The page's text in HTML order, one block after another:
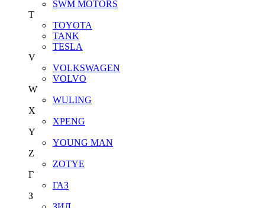
SWM MOTORS
T
TOYOTA
TANK
TESLA
V
VOLKSWAGEN
VOLVO
W
WULING
X
XPENG
Y
YOUNG MAN
Z
ZOTYE
Г
ГАЗ
З